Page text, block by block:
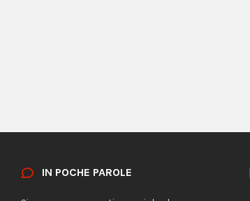
IN POCHE PAROLE